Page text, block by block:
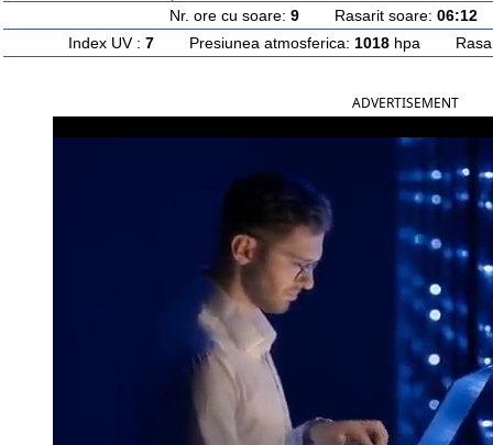
Nr. ore cu soare: 9Rasarit soare: 06:12
Index UV : 7Presiunea atmosferica: 1018hpa
ADVERTISEMENT